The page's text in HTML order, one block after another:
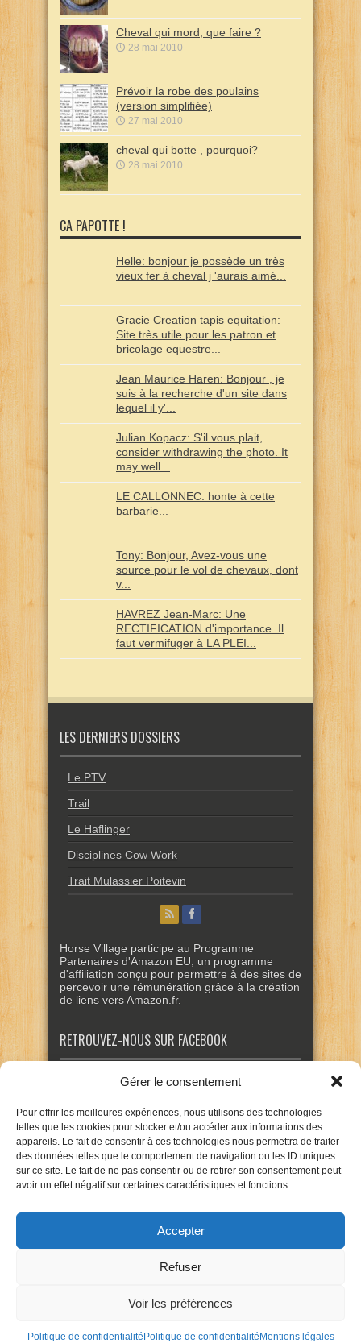
Gérer le consentement
Pour offrir les meilleures expériences, nous utilisons des technologies
telles que les cookies pour stocker et/ou accéder aux informations des
appareils. Le fait de consentir à ces technologies nous permettra de traiter
des données telles que le comportement de navigation ou les ID uniques
sur ce site. Le fait de ne pas consentir ou de retirer son consentement peut
avoir un effet négatif sur certaines caractéristiques et fonctions.
Accepter
Refuser
Voir les préférences
Politique de confidentialité Politique de confidentialité Mentions légales
Cheval qui mord, que faire ?
28 mai 2010
Prévoir la robe des poulains
(version simplifiée)
27 mai 2010
cheval qui botte , pourquoi?
28 mai 2010
CA PAPOTTE !
Helle: bonjour je possède un très
vieux fer à cheval j 'aurais aimé...
Gracie Creation tapis equitation:
Site très utile pour les patron et
bricolage equestre...
Jean Maurice Haren: Bonjour , je
suis à la recherche d'un site dans
lequel il y'...
Julian Kopacz: S'il vous plait,
consider withdrawing the photo. It
may well...
LE CALLONNEC: honte à cette
barbarie...
Tony: Bonjour, Avez-vous une
source pour le vol de chevaux, dont
v...
HAVREZ Jean-Marc: Une
RECTIFICATION d'importance. Il
faut vermifuger à LA PLEI...
LES DERNIERS DOSSIERS
Le PTV
Trail
Le Haflinger
Disciplines Cow Work
Trait Mulassier Poitevin
Horse Village participe au Programme
Partenaires d'Amazon EU, un programme
d'affiliation conçu pour permettre à des sites de
percevoir une rémunération grâce à la création
de liens vers Amazon.fr.
RETROUVEZ-NOUS SUR FACEBOOK